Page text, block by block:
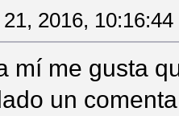
2016, 10:16:44
mí me gusta
un